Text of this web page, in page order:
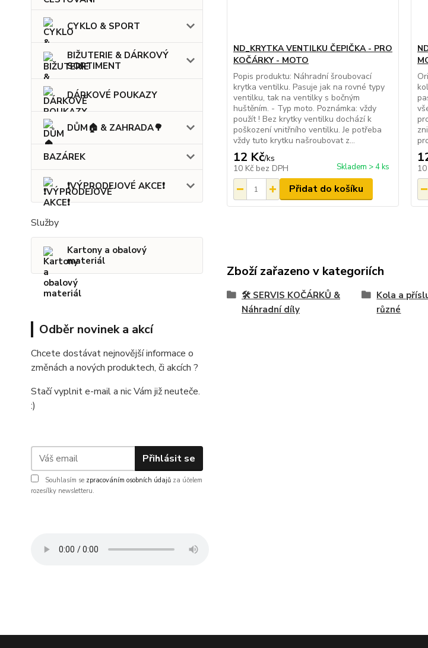
CYKLO & SPORT
BIŽUTERIE & DÁRKOVÝ
SORTIMENT
DÁRKOVÉ POUKAZY
DŮM🏠 & ZAHRADA🌳
BAZÁREK
❗VÝPRODEJOVÉ AKCE❗
Služby
Kartony a obalový
materiál
Odběr novinek a akcí
Chcete dostávat nejnovější informace o
změnách a nových produktech, či akcích ?
Stačí vyplnit e-mail a nic Vám již neuteče.
:)
Přihlásit se
Souhlasím se zpracováním osobních údajů za účelem
rozesílky newsletteru.
ND_KRYTKA VENTILKU ČEPIČKA - PRO
KOČÁRKY - MOTO
Popis produktu: Náhradní šroubovací
krytka ventilku. Pasuje jak na rovné typy
ventilku, tak na ventilky s bočným
huštěním. - Typ moto. Poznámka: vždy
použít ! Bez krytky ventilku dochází k
poškození vnitřního ventilku. Je potřeba
vždy tuto krytku našroubovat z...
12 Kč/ks
10 Kč bez DPH Skladem > 4 ks
Přidat do košíku
Zboží zařazeno v kategoriích
🛠️ SERVIS KOČÁRKŮ &
Náhradní díly
Kola a
různé